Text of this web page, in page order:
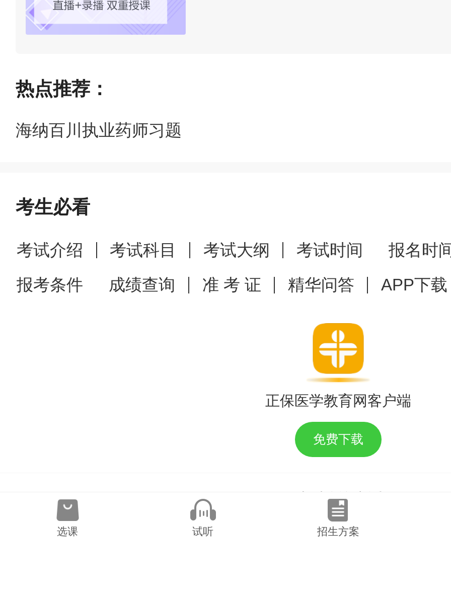
热点推荐：
海纳百川执业药师习题
考生必看
考试介绍 考试科目 考试大纲 考试时间
报名时
报考条件
成绩查询 准 考 证 精华问答 APP下载
正保医学教育网客户端
免费下载
24小时咨询电话：
010-82311666/
选课 试听 招生方案